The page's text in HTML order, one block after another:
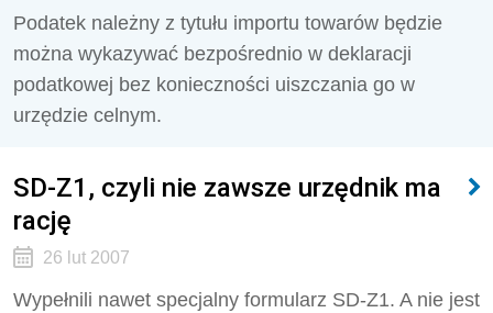
Podatek należny z tytułu importu towarów będzie
można wykazywać bezpośrednio w deklaracji
podatkowej bez konieczności uiszczania go w
urzędzie celnym.
SD-Z1, czyli nie zawsze urzędnik ma
rację
26 lut 2007
Wypełnili nawet specjalny formularz SD-Z1. A nie jest